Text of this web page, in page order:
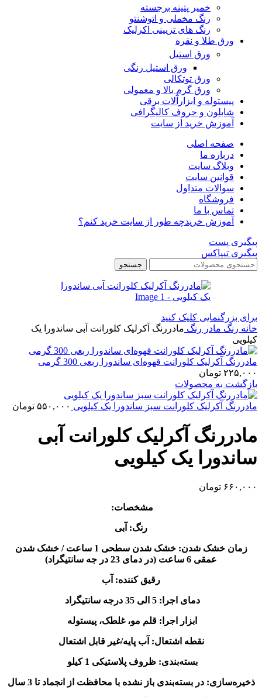
خمیر پتینه برجسته
رنگ مخملی و اتوشنتو
رنگ های تزیینی اکرلیک
ورق طلا و نقره
ورق استیل
ورق استیل رنگی
ورق توتکالی
ورق گرم بالا و معمولی
پیستوله و ابزارآلات برقی
شابلون و حروف کالیگرافی
آموزش خرید از سایت
صفحه اصلی
درباره ما
وبلاگ سایت
قوانین سایت
سوالات متداول
فروشگاه
تماس با ما
آموزش خریدچه طور از سایت خرید کنم؟
پیگیری پست
پیگیری تیپاکس
جستجو
برای بزرگنمایی کلیک کنید
خانه رنگ مادر رنگ مادررنگ آکرلیک کلورانت آبی ساندورا یک
کیلویی
مادررنگ آکرلیک کلورانت قهوه‌ای ساندورا ربعی 300 گرمی
۲۲۵,۰۰۰ تومان
بازگشت به محصولات
مادررنگ آکرلیک کلورانت سبز ساندورا یک کیلویی ۵۵۰,۰۰۰ تومان
مادررنگ آکرلیک کلورانت آبی
ساندورا یک کیلویی
۶۶۰,۰۰۰ تومان
مشخصات:
رنگ: آبی
زمان خشک شدن: خشک شدن سطحی 1 ساعت / خشک شدن
عمقی 6 ساعت (در دمای 23 در جه سانتیگراد)
رقیق کننده: آب
دمای اجرا: 5 الی 35 درجه سانتیگراد
ابزار اجرا: قلم مو، غلطک، پیستوله
نقطه اشتعال: آب پایه/غیر قابل اشتعال
بسته‌بندی: ظروف پلاستیکی 1 کیلو
ذخیره‌سازی: در بسته‌بندی باز نشده با محافظت از انجماد تا 3 سال